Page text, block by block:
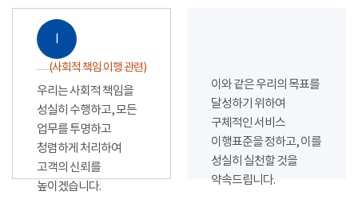
Ⅰ
(사회적 책임 이행 관련)
우리는 사회적 책임을
성실히 수행하고, 모든
업무를 투명하고
청렴하게 처리하여
고객의 신뢰를
높이겠습니다.
이와 같은 우리의 목표를
달성하기 위하여
구체적인 서비스
이행표준을 정하고, 이를
성실히 실천할 것을
약속드립니다.